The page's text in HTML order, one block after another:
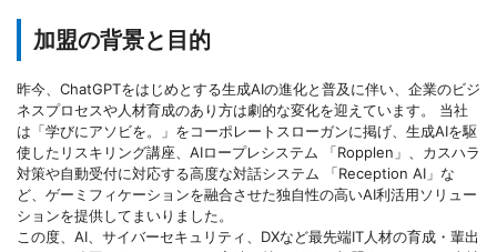
加盟の背景と目的
昨今、ChatGPTをはじめとする生成AIの進化と普及に伴い、企業のビジ
ネスプロセスや人材育成のあり方は劇的な変化を迎えています。 当社
は「学びにアソビを。」をコーポレートスローガンに掲げ、生成AIを駆
使したリスキリング講座、AIロープレシステム 「Ropplen」、カスハラ
対策や自動受付に対応する高度な対話システム 「Reception AI」な
ど、ゲーミフィケーションを融合させた独自性の高いAI利活用ソリュー
ションを提供してまいりました。
この度、AI、サイバーセキュリティ、DXなど最先端IT人材の育成・輩出